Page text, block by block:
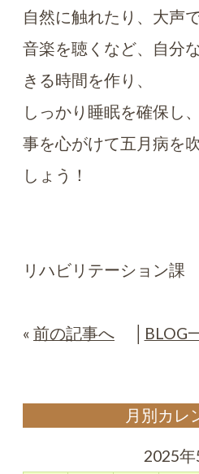
自然に触れたり、大声
音楽を聴くなど、自分
きる時間を作り、
しっかり睡眠を確保し
事を心がけて五月病を
しょう！
リハビリテーション
« 前の記事へ BLOG
月別カレ
2025年